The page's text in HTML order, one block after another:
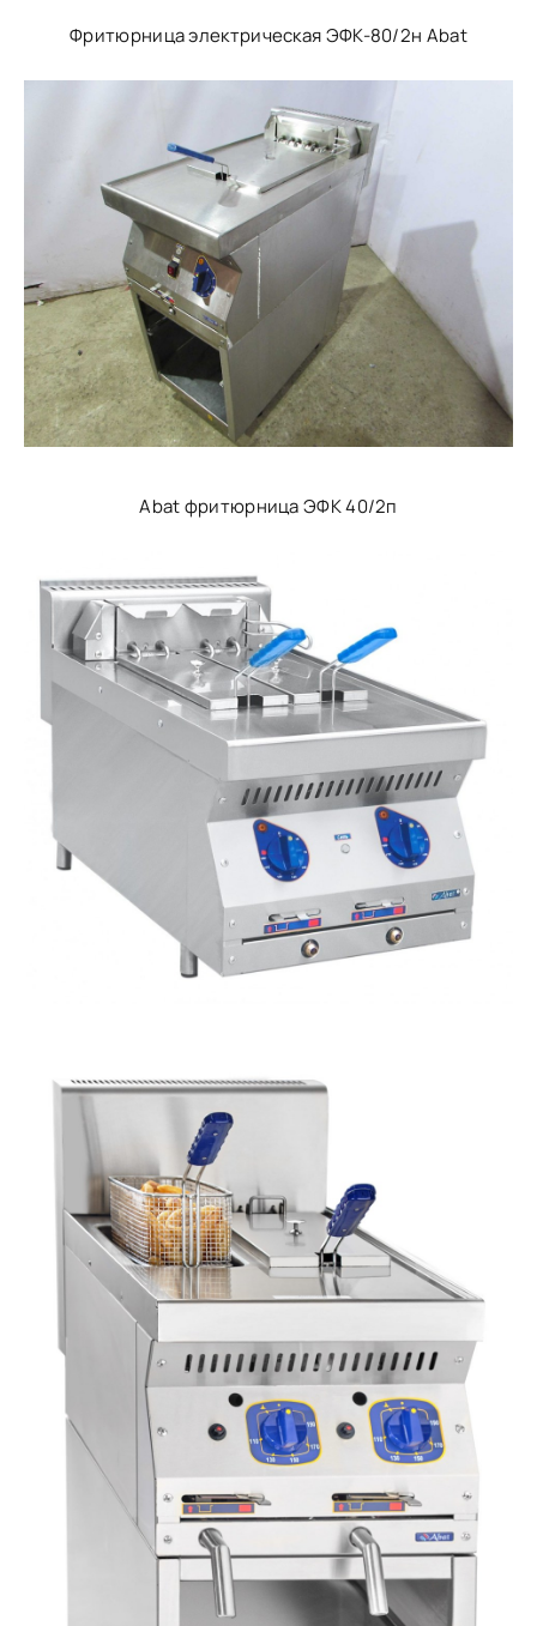
Фритюрница электрическая ЭФК-80/2н Abat
Abat фритюрница ЭФК 40/2п